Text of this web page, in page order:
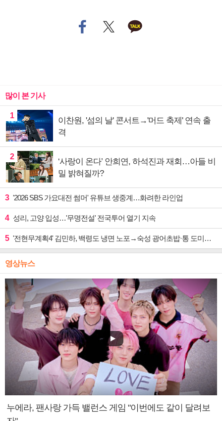
많이 본 기사
1
이찬원, '섬의 날' 콘서트→'머드 축제' 연속 출
격
2
‘사랑이 온다’ 안희연, 하석진과 재회…아들 비
밀 밝혀질까?
3 '2026 SBS 가요대전 썸머' 유튜브 생중계…화려한 라인업
4 성리, 고양 입성…'무명전설' 전국투어 열기 지속
5 '전현무계획4' 김민하, 백령도 냉면 노포→숙성 광어초밥·통 도미찜 맛집 탐방
영상뉴스
누에라, 팬사랑 가득 밸런스 게임 "이번에도 같이 달려보